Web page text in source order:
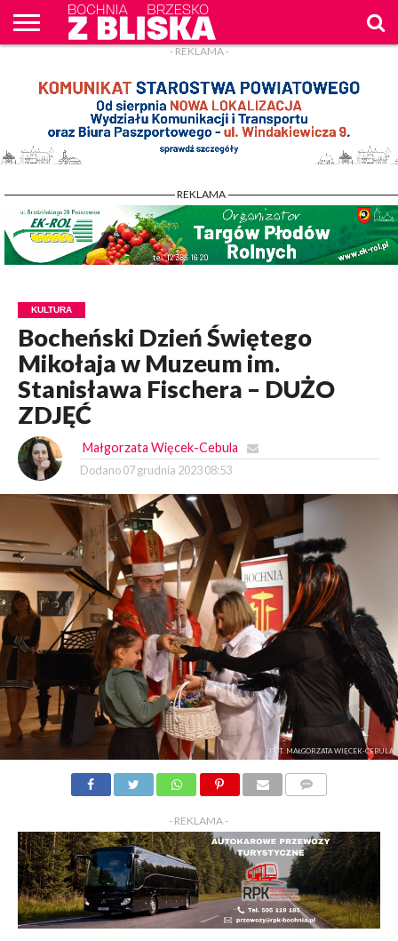
WPROST
REKLAM
- REKLAMA -
- REKLAMA -
KULTURA
Bocheński Dzień Świętego
Mikołaja w Muzeum im.
Stanisława Fischera – DUŻO
ZDJĘĆ
Małgorzata Więcek-Cebula
Dodano 07 grudnia 2023 08:53
FOT. MAŁGORZATA WIĘCEK-CEBULA
- REKLAMA -